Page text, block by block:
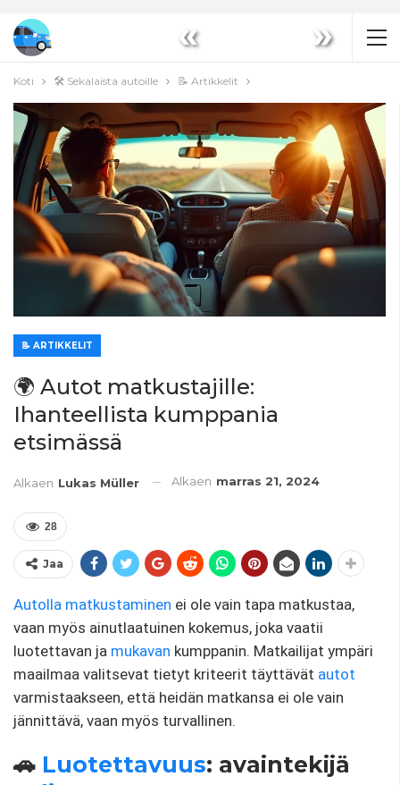
« »
Koti 🛠️ Sekalaista autoille 📝 Artikkelit
📝 ARTIKKELIT
🌍 Autot matkustajille:
Ihanteellista kumppania
etsimässä
Alkaen Lukas Müller Alkaen marras 21, 2024
28
Jaa
Autolla matkustaminen ei ole vain tapa matkustaa,
vaan myös ainutlaatuinen kokemus, joka vaatii
luotettavan ja mukavan kumppanin. Matkailijat ympäri
maailmaa valitsevat tietyt kriteerit täyttävät autot
varmistaakseen, että heidän matkansa ei ole vain
jännittävä, vaan myös turvallinen.
🚗 Luotettavuus: avaintekijä